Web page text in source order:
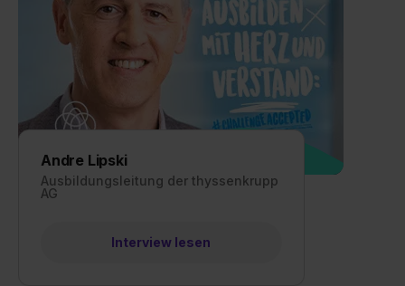
Andre Lipski
Ausbildungsleitung der thyssenkrupp
AG
Interview lesen